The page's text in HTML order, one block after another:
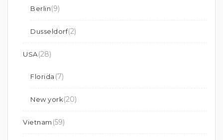
Berlin(9)
Dusseldorf(2)
USA(28)
Florida (7)
New york(20)
Vietnam (59)